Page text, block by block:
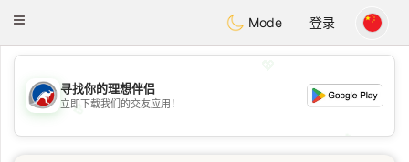
AustraliaChat
Toggle
Mode 登录
💖
💕
寻找你的理想伴侣
立即下载我们的交友应用！